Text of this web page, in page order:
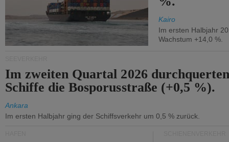
Kairo
Im ersten Halbjahr
Wachstum +14,0 %.
Im zweiten Quartal 2026
Schiffe die Bosporusstraße (+0,5 %).
Ankara
Im ersten Halbjahr ging der Schiffsverkehr um 0,5 % zurück.